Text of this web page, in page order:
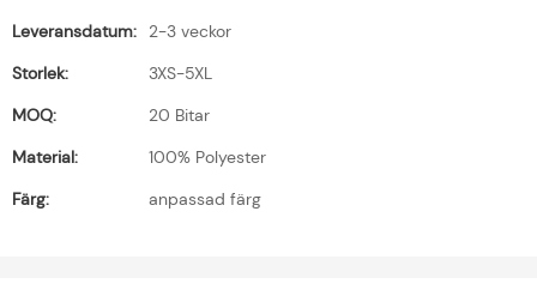
Leveransdatum:
2-3 veckor
Storlek:
3XS-5XL
MOQ:
20 Bitar
Material:
100% Polyester
Färg:
anpassad färg